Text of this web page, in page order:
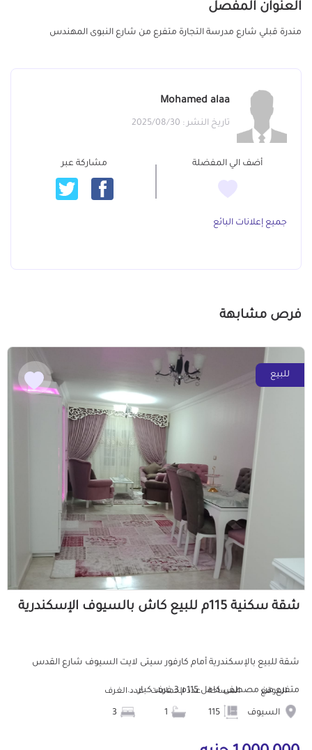
العنوان المفصل
مندرة قبلي شارع مدرسة التجارة متفرع من شارع النبوى المهندس
Mohamed alaa
تاريخ النشر : 2025/08/30
أضف الي المفضلة مشاركة عبر
جميع إعلانات البائع
فرص مشابهة
للبيع
شقة سكنية 115م للبيع كاش بالسيوف الإسكندرية
شقة للبيع بالإسكندرية أمام كارفور سيتى لايت السيوف شارع القدس
متفرع من مصطفى كامل 115م 3 غرف كبار ...
الموقع
السيوف
المساحة عدد الحمامات عدد الغرف